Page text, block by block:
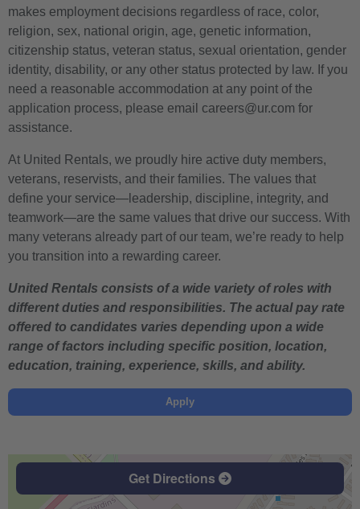
makes employment decisions regardless of race, color,
religion, sex, national origin, age, genetic information,
citizenship status, veteran status, sexual orientation, gender
identity, disability, or any other status protected by law. If you
need a reasonable accommodation at any point of the
application process, please email careers@ur.com for
assistance.
At United Rentals, we proudly hire active duty members,
veterans, reservists, and their families. The values that
define your service—leadership, discipline, integrity, and
teamwork—are the same values that drive our success. With
many veterans already part of our team, we’re ready to help
you transition into a rewarding career.
United Rentals consists of a wide variety of roles with
different duties and responsibilities. The actual pay rate
offered to candidates varies depending upon a wide
range of factors including specific position, location,
education, training, experience, skills, and ability.
Apply
Get Directions